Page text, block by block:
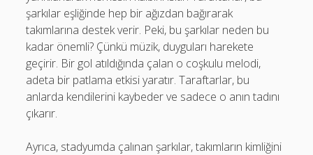
şarkılar eşliğinde hep bir ağızdan bağırarak
takımlarına destek verir. Peki, bu şarkılar neden bu
kadar önemli? Çünkü müzik, duyguları harekete
geçirir. Bir gol atıldığında çalan o coşkulu melodi,
adeta bir patlama etkisi yaratır. Taraftarlar, bu
anlarda kendilerini kaybeder ve sadece o anın tadını
çıkarır.
Ayrıca, stadyumda çalınan şarkılar, takımların kimliğini